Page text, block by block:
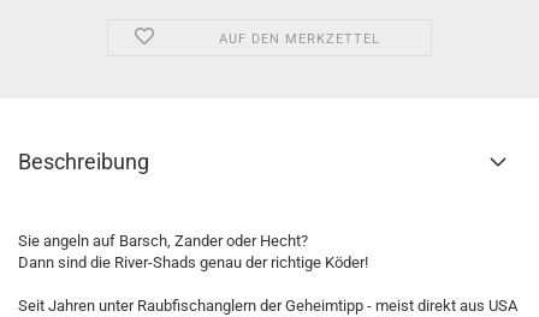
AUF DEN MERKZETTEL
Beschreibung
Sie angeln auf Barsch, Zander oder Hecht?
Dann sind die River-Shads genau der richtige Köder!
Seit Jahren unter Raubfischanglern der Geheimtipp - meist direkt aus USA